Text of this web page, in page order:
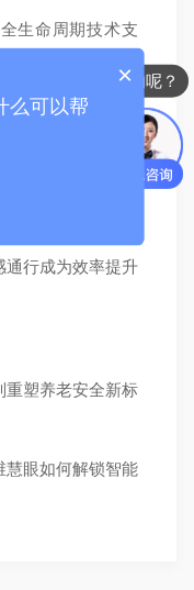
生命周期技术支
署指导，以及硬
展业务边界。
AI、高兼容接口
通行成为效率提升
重塑养老安全新标
慧眼如何解锁智能
你们是怎么收费的呢？
×
么可以帮